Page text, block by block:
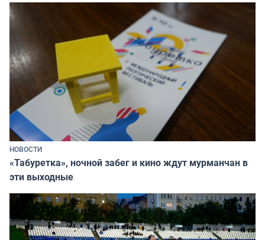
НОВОСТИ
«Табуретка», ночной забег и кино ждут мурманчан в
эти выходные